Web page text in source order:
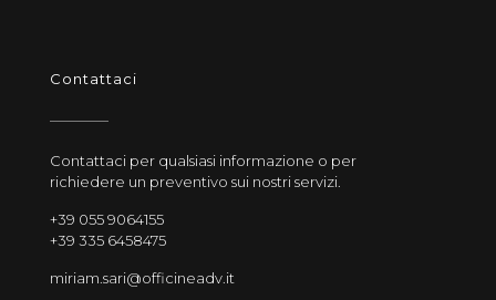
Contattaci
Contattaci per qualsiasi informazione o per
richiedere un preventivo sui nostri servizi.
+39 055 9064155
+39 335 6458475
miriam.sari@officineadv.it